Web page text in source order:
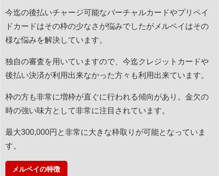
今迄の後払いチャージ可能なバーチャルカードやプリペイ
ドカードはその枠の少なさが悩みでしたがメルペイはその
様な悩みを解決しています。
独自の審査を用いていますので、今迄クレジットカードや
後払い決済が利用出来なかった方々も利用出来ています。
枠の方も非常に増枠が直ぐに行われる傾向があり。金欠の
時の強い味方として非常に注目されています。
最大300,000円と非常に大きな枠取りが可能となっていま
す。
メルペイの特徴